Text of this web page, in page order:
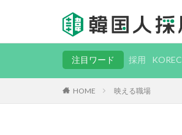
注目ワード 採用 KOREC
HOME 映える職場